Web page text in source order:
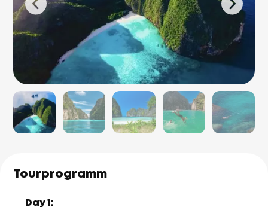
Tourprogramm
Day 1: